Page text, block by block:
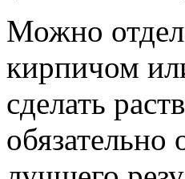
Можно
кирпичом
сделать
обязательно